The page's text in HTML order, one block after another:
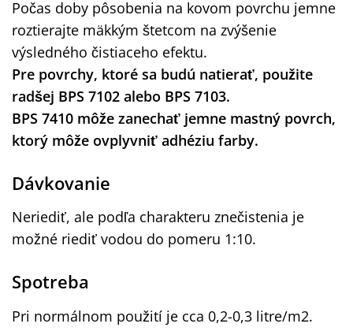
Počas doby pôsobenia na kovom povrchu jemne
roztierajte mäkkým štetcom na zvýšenie
výsledného čistiaceho efektu.
Pre povrchy, ktoré sa budú natierať, použite
radšej BPS 7102 alebo BPS 7103.
BPS 7410 môže zanechať jemne mastný povrch,
ktorý môže ovplyvniť adhéziu farby.
Dávkovanie
Neriediť, ale podľa charakteru znečistenia je
možné riediť vodou do pomeru 1:10.
Spotreba
Pri normálnom použití je cca 0,2-0,3 litre/m2.